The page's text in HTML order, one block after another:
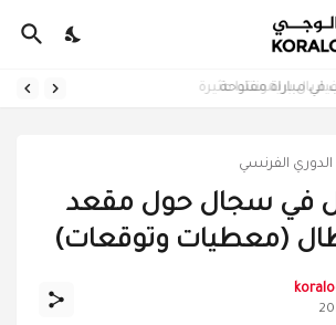
بريمونتادا مثيرة
في مباراة مفتوحة
الدوري الفرنسي
في سجال حول مقعد
(معطيات وتوقعات)